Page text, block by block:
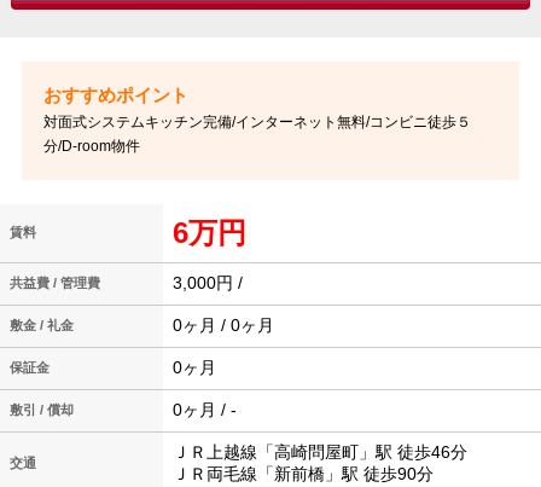
対面式システムキッチン完備/インターネット無料/コンビニ徒歩５
分/D-room物件
賃料 6万円
共益費 / 管理費 3,000円 /
敷金 / 礼金 0ヶ月 / 0ヶ月
保証金 0ヶ月
敷引 / 償却 0ヶ月 / -
交通
ＪＲ上越線「高崎問屋町」駅 徒歩46分
ＪＲ両毛線「新前橋」駅 徒歩90分